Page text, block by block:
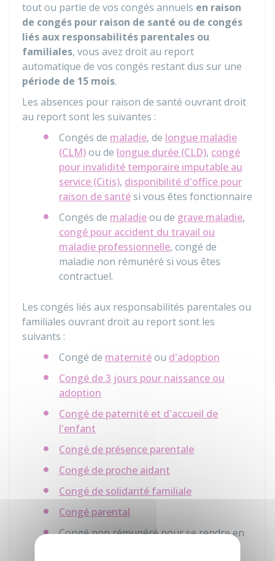
tout ou partie de vos congés annuels en raison
de congés pour raison de santé ou de congés
liés aux responsabilités parentales ou
familiales, vous avez droit au report
automatique de vos congés restant dus sur une
période de 15 mois.
Les absences pour raison de santé ouvrant droit
au report sont les suivantes :
Congés de maladie, de longue maladie
(CLM)ou de longue durée (CLD), congé
pour invalidité temporaire imputable au
service (Citis), disponibilité d'office pour
raison de santési vous êtes fonctionnaire
Congés de maladieou de grave maladie,
congé pour accident du travail ou
maladie professionnelle, congé de
maladie non rémunéré si vous êtes
contractuel.
Les congés liés aux responsabilités parentales ou
familiales ouvrant droit au report sont les
suivants :
Congé de maternitéou d'adoption
Congé de 3 jours pour naissance ou
adoption
Congé de paternité et d'accueil de
l'enfant
Congé de présence parentale
Congé de proche aidant
Congé de solidarité familiale
Congé parental
Congé non rémunéré pour se rendre en